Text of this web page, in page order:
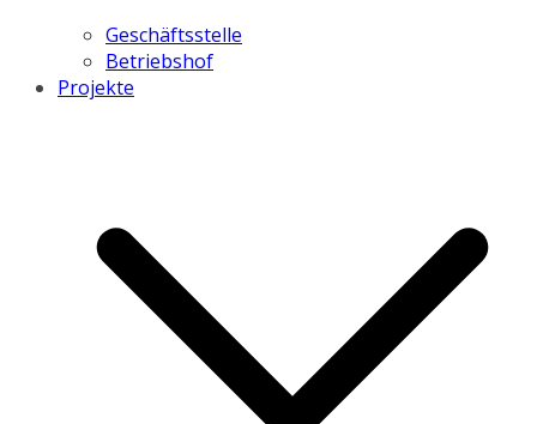
Geschäftsstelle
Betriebshof
Projekte